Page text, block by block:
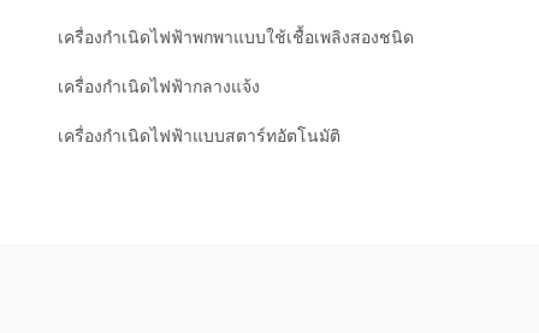
เครื่องกำเนิดไฟฟ้าพกพาแบบใช้เชื้อเพลิงสองชนิด
เครื่องกำเนิดไฟฟ้ากลางแจ้ง
เครื่องกำเนิดไฟฟ้าแบบสตาร์ทอัตโนมัติ